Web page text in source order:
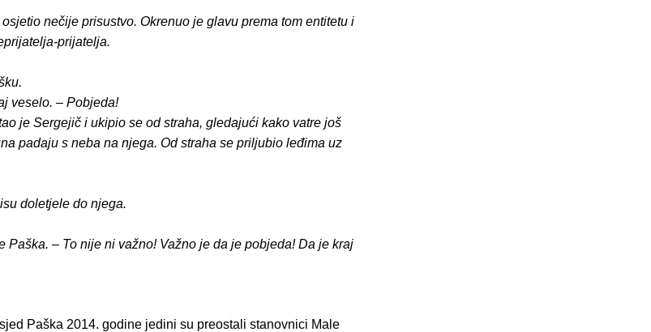
nečije prisustvo. Okrenuo je glavu prema tom entitetu i
prijatelja.
veselo. – Pobjeda!
je Sergejič i ukipio se od straha, gledajući kako vatre još
padaju s neba na njega. Od straha se priljubio leđima uz
doletjele do njega.
Paška. – To nije ni važno! Važno je da je pobjeda! Da je kraj
Paška 2014. godine jedini su preostali stanovnici Male